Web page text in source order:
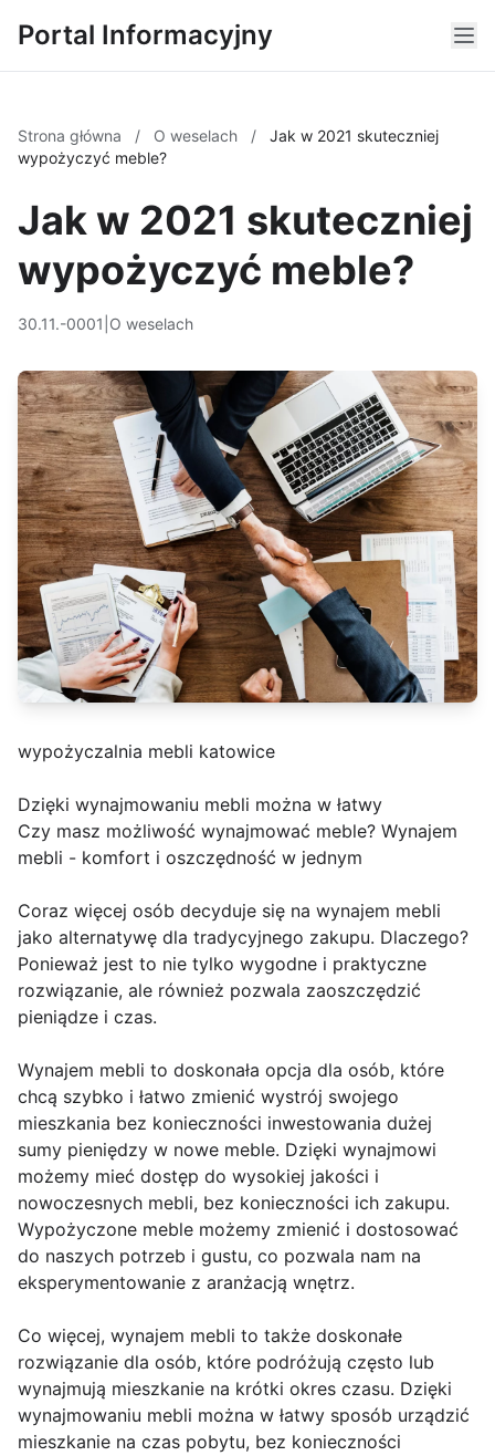
Portal Informacyjny
Strona główna / O weselach /
Jak w 2021 skuteczniej
wypożyczyć meble?
Jak w 2021 skuteczniej
wypożyczyć meble?
30.11.-0001 O weselach
wypożyczalnia mebli katowice
Dzięki wynajmowaniu mebli można w łatwy
Czy masz możliwość wynajmować meble? Wynajem
mebli - komfort i oszczędność w jednym
Coraz więcej osób decyduje się na wynajem mebli
jako alternatywę dla tradycyjnego zakupu. Dlaczego?
Ponieważ jest to nie tylko wygodne i praktyczne
rozwiązanie, ale również pozwala zaoszczędzić
pieniądze i czas.
Wynajem mebli to doskonała opcja dla osób, które
chcą szybko i łatwo zmienić wystrój swojego
mieszkania bez konieczności inwestowania dużej
sumy pieniędzy w nowe meble. Dzięki wynajmowi
możemy mieć dostęp do wysokiej jakości i
nowoczesnych mebli, bez konieczności ich zakupu.
Wypożyczone meble możemy zmienić i dostosować
do naszych potrzeb i gustu, co pozwala nam na
eksperymentowanie z aranżacją wnętrz.
Co więcej, wynajem mebli to także doskonałe
rozwiązanie dla osób, które podróżują często lub
wynajmują mieszkanie na krótki okres czasu. Dzięki
wynajmowaniu mebli można w łatwy sposób urządzić
mieszkanie na czas pobytu, bez konieczności